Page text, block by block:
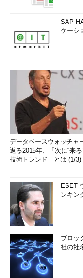
これはウィザードを完了し
指定した差出人の
（3）こちらを選択すると
元のメールの受信者を自動
稿できる。つまり、この例
」になる）。
（4）これをクリックす
フォルトで（2）
になる。
場合は、普段よく使うもの
送信時に差出人を変更する機
（5）
これをクリックす
SMTPサーバーなどを変更で
除される。
完了だ。他にも集約し
様の手順を繰り返して
追加した差出人を選
実際に差出人のメール
画面で、「From」に表
表示されたリストから
した差出人のメールア
SAP
ケーシ
データベースウォッチャ
返る2015年、「次に“来る
技術トレンド」とは (1/3)
ESET
ンキン
ブロッ
社の社